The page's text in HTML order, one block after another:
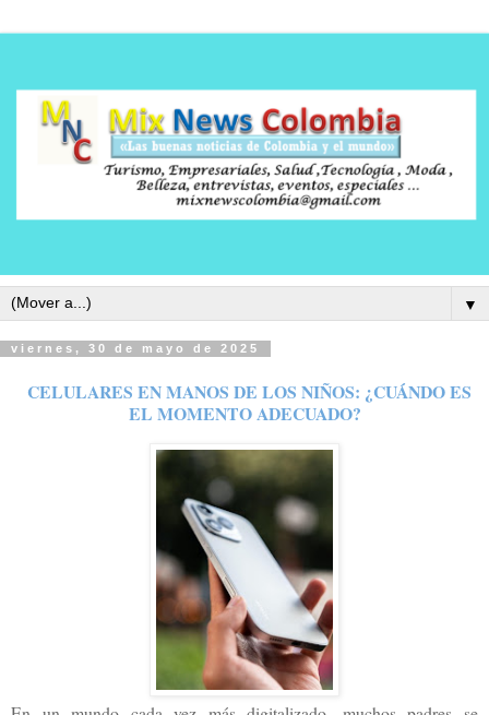
▼
viernes, 30 de mayo de 2025
CELULARES EN MANOS DE LOS NIÑOS: ¿CUÁNDO ES
EL MOMENTO ADECUADO?